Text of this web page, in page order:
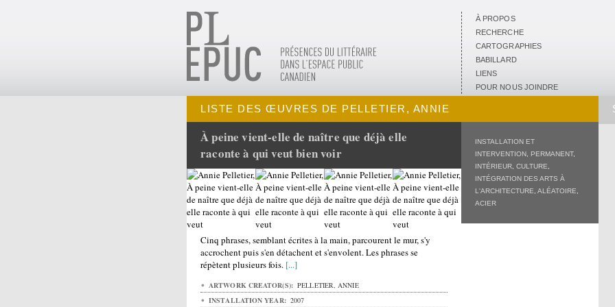
À PROPOS
RECHERCHE
CARTOGRAPHIES
BABILLARD
LIENS
POUR NOUS JOINDRE
LISTE DES ŒUVRES DE PELLETIER, ANNIE
INSTALLATION ET
INTERVENTION
PERMANENT,
INTÉRIEUR CULTURE
INTÉGRATION DES ARTS À
L'ARCHITECTURE ALÉATOIRE
ACIER
À peine vient-elle de naître que déjà elle
raconte à qui veut bien voir
Cinq phrases, semblant écrites à la main, parcourent le mur, s'y
accrochent puis s'en détachent et s'envolent. Les phrases se
répètent plusieurs fois. [...]
ARTWORK CREATOR(S): PELLETIER, ANNIE
INSTALLATION YEAR: 2007